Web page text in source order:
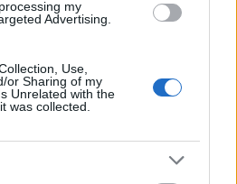
my
Advertising.
Use,
or Sharing of my
Unrelated with the
was collected.